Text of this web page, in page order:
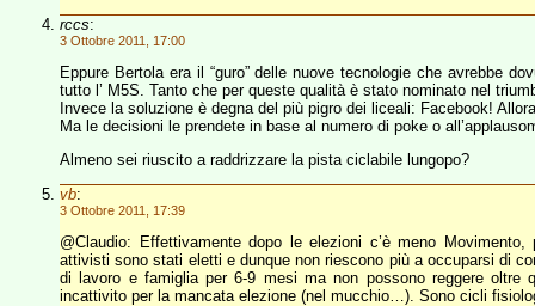
rccs:
3 Ottobre 2011, 17:00
Eppure Bertola era il “guro” delle nuove tecnologie che avrebbe
tutto l’ M5S. Tanto che per queste qualità è stato nominato nel
Invece la soluzione è degna del più pigro dei liceali: Facebook!
Ma le decisioni le prendete in base al numero di poke o
Almeno sei riuscito a raddrizzare la pista ciclabile lungopo?
vb:
3 Ottobre 2011, 17:39
@Claudio: Effettivamente dopo le elezioni c’è meno
attivisti sono stati eletti e dunque non riescono più a occuparsi di
di lavoro e famiglia per 6-9 mesi ma non possono reggere oltre
incattivito per la mancata elezione (nel mucchio…). Sono cicli